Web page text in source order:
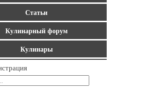
Статьи
Кулинарный форум
Кулинары